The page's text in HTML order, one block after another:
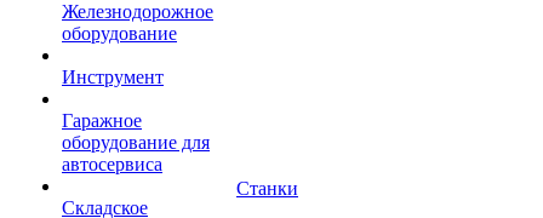
Железнодорожное
оборудование
Инструмент
Гаражное
оборудование для
автосервиса
Складское
Станки